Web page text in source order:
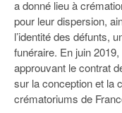
a donné lieu à
pour leur dispersion,
l’identité des défunts,
funéraire. En juin
approuvant le contrat
sur la conception et la
crématoriums de